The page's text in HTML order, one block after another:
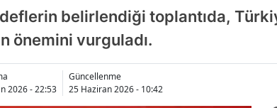
belirlendiği toplantıda,
önemini vurguladı.
2026 - 22:53
Güncellenme
25 Haziran 2026 - 10:42